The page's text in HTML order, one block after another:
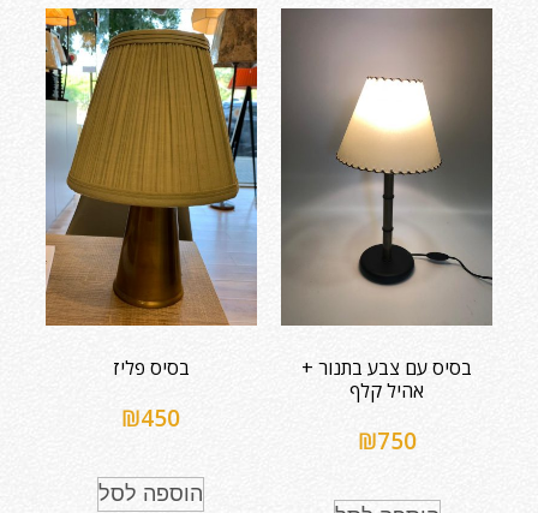
בסיס עם צבע בתנור +
אהיל קלף
₪750
בסיס פליז
₪450
הוספה לסל